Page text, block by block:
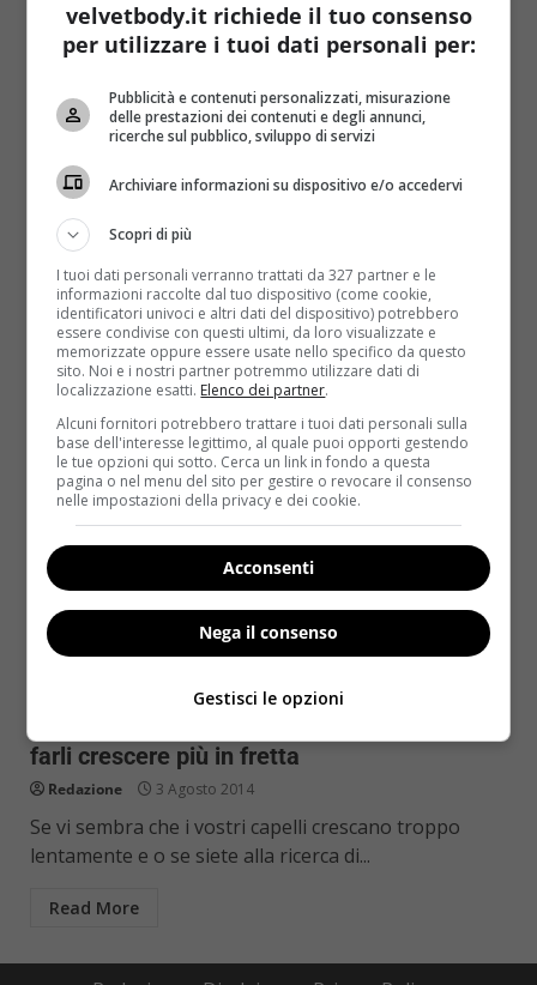
Spossati dalla primavera (e non solo): 10
cibi che aumentano energie e buonumore
Quando ci si sente stanchi, spossati e di cattivo
umore si può far ricorso all’alimentazione per
limitare...
Read More
Bellezza
farli crescere più in fretta
Redazione 3 Agosto 2014
Se vi sembra che i vostri capelli crescano troppo
lentamente e o se siete alla ricerca di...
Read More
velvetbody.it richiede il tuo consenso
per utilizzare i tuoi dati personali per:
Pubblicità e contenuti personalizzati, misurazione
delle prestazioni dei contenuti e degli annunci,
ricerche sul pubblico, sviluppo di servizi
Archiviare informazioni su dispositivo e/o accedervi
Scopri di più
I tuoi dati personali verranno trattati da 327 partner e le
informazioni raccolte dal tuo dispositivo (come cookie,
identificatori univoci e altri dati del dispositivo) potrebbero
essere condivise con questi ultimi, da loro visualizzate e
memorizzate oppure essere usate nello specifico da questo
sito. Noi e i nostri partner potremmo utilizzare dati di
localizzazione esatti. Elenco dei partner.
Alcuni fornitori potrebbero trattare i tuoi dati personali sulla
base dell'interesse legittimo, al quale puoi opporti gestendo
le tue opzioni qui sotto. Cerca un link in fondo a questa
pagina o nel menu del sito per gestire o revocare il consenso
nelle impostazioni della privacy e dei cookie.
Acconsenti
Nega il consenso
Gestisci le opzioni